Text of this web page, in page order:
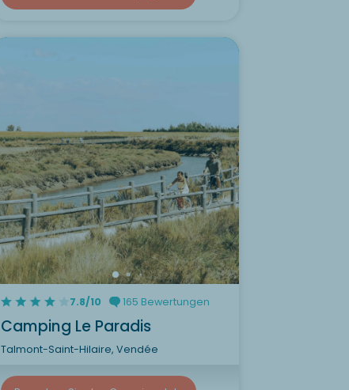
7.8/10 165 Bewertungen
Camping Le Paradis
Talmont-Saint-Hilaire, Vendée